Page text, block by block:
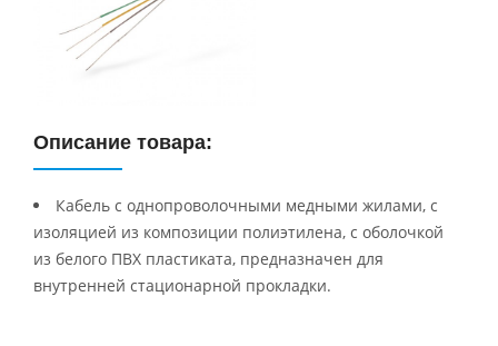
Описание товара:
Кабель с однопроволочными медными жилами, с
изоляцией из композиции полиэтилена, с оболочкой
из белого ПВХ пластиката, предназначен для
внутренней стационарной прокладки.